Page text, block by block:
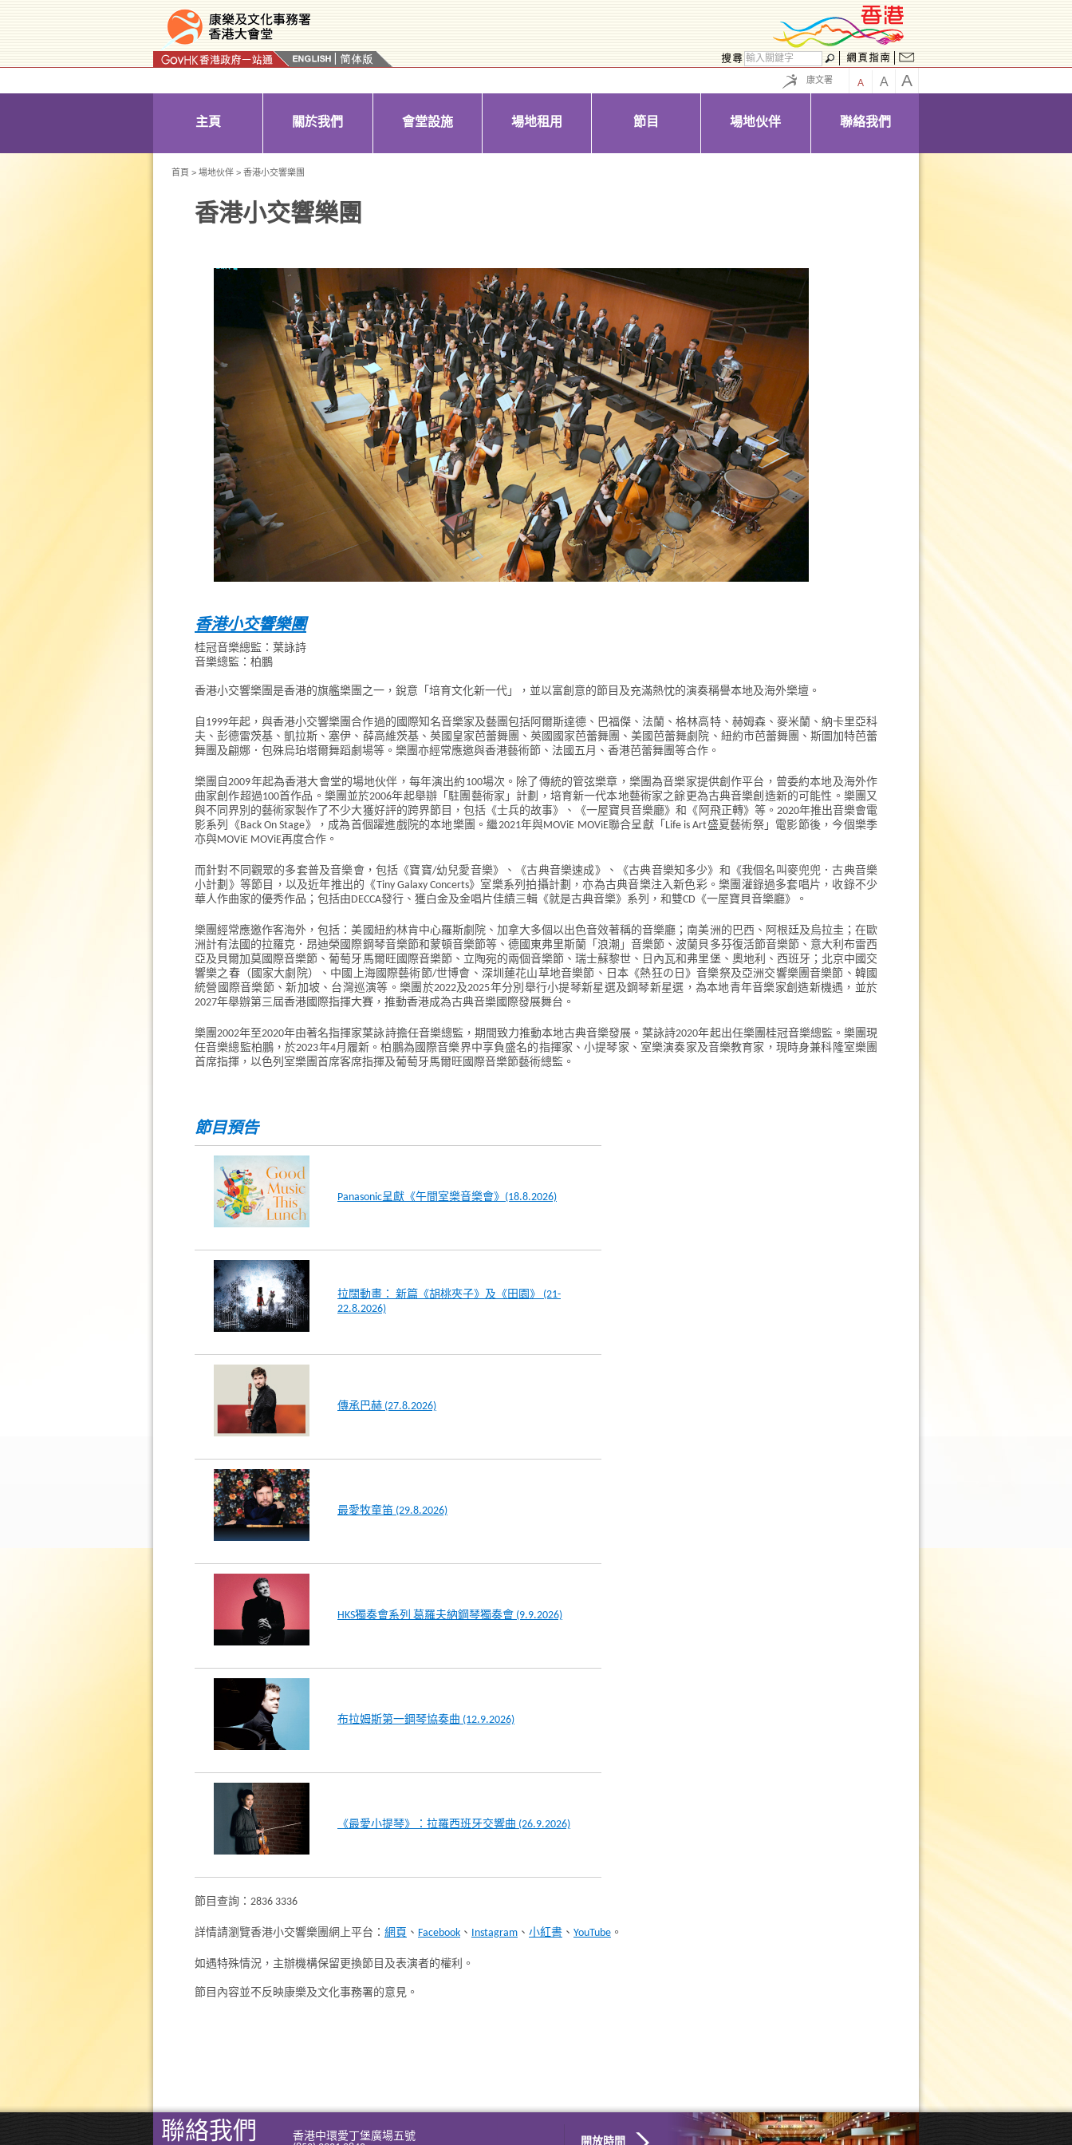
康文署 A A A
主頁 關於我們 會堂設施 場地租用 節目 場地伙伴 聯絡我們
首頁 > 場地伙伴 > 香港小交響樂團
香港小交響樂團
香港小交響樂團
桂冠音樂總監：葉詠詩
音樂總監：柏鵬
香港小交響樂團是香港的旗艦樂團之一，銳意「培育文化新一代」，並以富創意的節目及充滿熱忱的演奏稱譽本地及海外樂壇。
自1999年起，與香港小交響樂團合作過的國際知名音樂家及藝團包括阿爾斯達德、巴福傑、法蘭、格林高特、赫姆森、麥米蘭、納卡里亞科
夫、彭德雷茨基、凱拉斯、塞伊、薛高維茨基、英國皇家芭蕾舞團、英國國家芭蕾舞團、美國芭蕾舞劇院、紐約市芭蕾舞團、斯圖加特芭蕾
舞團及翩娜．包殊烏珀塔爾舞蹈劇場等。樂團亦經常應邀與香港藝術節、法國五月、香港芭蕾舞團等合作。
樂團自2009年起為香港大會堂的場地伙伴，每年演出約100場次。除了傳統的管弦樂章，樂團為音樂家提供創作平台，曾委約本地及海外作
曲家創作超過100首作品。樂團並於2006年起舉辦「駐團藝術家」計劃，培育新一代本地藝術家之餘更為古典音樂創造新的可能性。樂團又
與不同界別的藝術家製作了不少大獲好評的跨界節目，包括《士兵的故事》、《一屋寶貝音樂廳》和《阿飛正轉》等。2020年推出音樂會電
影系列《Back On Stage》，成為首個躍進戲院的本地樂團。繼2021年與MOViE MOViE聯合呈獻「Life is Art盛夏藝術祭」電影節後，今個樂季
亦與MOViE MOViE再度合作。
而針對不同觀眾的多套普及音樂會，包括《寶寶/幼兒愛音樂》、《古典音樂速成》、《古典音樂知多少》和《我個名叫麥兜兜．古典音樂
小計劃》等節目，以及近年推出的《Tiny Galaxy Concerts》室樂系列拍攝計劃，亦為古典音樂注入新色彩。樂團灌錄過多套唱片，收錄不少
華人作曲家的優秀作品；包括由DECCA發行、獲白金及金唱片佳績三輯《就是古典音樂》系列，和雙CD《一屋寶貝音樂廳》。
樂團經常應邀作客海外，包括：美國紐約林肯中心羅斯劇院、加拿大多個以出色音效著稱的音樂廳；南美洲的巴西、阿根廷及烏拉圭；在歐
洲計有法國的拉羅克．昂迪榮國際鋼琴音樂節和蒙頓音樂節等、德國東弗里斯蘭「浪潮」音樂節、波蘭貝多芬復活節音樂節、意大利布雷西
亞及貝爾加莫國際音樂節、葡萄牙馬爾旺國際音樂節、立陶宛的兩個音樂節、瑞士蘇黎世、日內瓦和弗里堡、奧地利、西班牙；北京中國交
響樂之春（國家大劇院）、中國上海國際藝術節/世博會、深圳蓮花山草地音樂節、日本《熱狂の日》音樂祭及亞洲交響樂團音樂節、韓國
統營國際音樂節、新加坡、台灣巡演等。樂團於2022及2025年分別舉行小提琴新星選及鋼琴新星選，為本地青年音樂家創造新機遇，並於
2027年舉辦第三屆香港國際指揮大賽，推動香港成為古典音樂國際發展舞台。
樂團2002年至2020年由著名指揮家葉詠詩擔任音樂總監，期間致力推動本地古典音樂發展。葉詠詩2020年起出任樂團桂冠音樂總監。樂團現
任音樂總監柏鵬，於2023年4月履新。柏鵬為國際音樂界中享負盛名的指揮家、小提琴家、室樂演奏家及音樂教育家，現時身兼科隆室樂團
首席指揮，以色列室樂團首席客席指揮及葡萄牙馬爾旺國際音樂節藝術總監。
節目預告
Panasonic呈獻《午間室樂音樂會》(18.8.2026)
拉闊動畫： 新篇《胡桃夾子》及《田園》 (21-
22.8.2026)
傳承巴赫 (27.8.2026)
最愛牧童笛 (29.8.2026)
HKS獨奏會系列 葛羅夫納鋼琴獨奏會 (9.9.2026)
布拉姆斯第一鋼琴協奏曲 (12.9.2026)
《最愛小提琴》：拉羅西班牙交響曲 (26.9.2026)
節目查詢：2836 3336
詳情請瀏覽香港小交響樂團網上平台： 網頁 、 Facebook 、 Instagram 、 小紅書 、 YouTube 。
如遇特殊情況，主辦機構保留更換節目及表演者的權利。
節目內容並不反映康樂及文化事務署的意見。
聯絡我們
香港中環愛丁堡廣場五號
開放時間